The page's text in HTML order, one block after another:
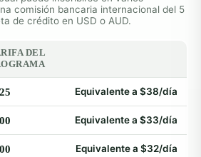
comisión bancaria internacional del 5
de crédito en USD o AUD.
DEL
Equivalente a $38/día
Equivalente a $33/día
Equivalente a $32/día